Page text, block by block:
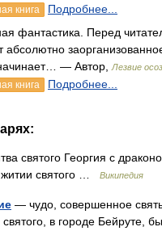
книга Подробнее...
фантастика. Перед
абсолютно
— Автор,
Лезвие
книга Подробнее...
святого Георгия с
святого …
Википедия
— чудо, совершенное
в городе Бейруте,